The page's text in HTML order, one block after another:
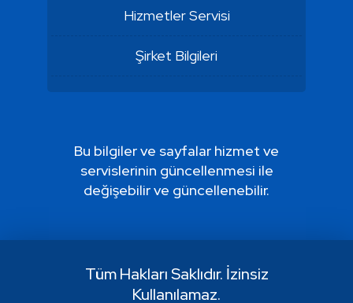
Hizmetler Servisi
Şirket Bilgileri
Bu bilgiler ve sayfalar hizmet ve
servislerinin güncellenmesi ile
değişebilir ve güncellenebilir.
Tüm Hakları Saklıdır. İzinsiz
Kullanılamaz.